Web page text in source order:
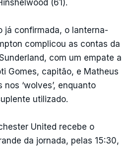
(61).
já confirmada, o lanterna-
complicou as contas da
com um empate a
Gomes, capitão, e Matheus
‘wolves’, enquanto
utilizado.
United recebe o
da jornada, pelas 15:30,